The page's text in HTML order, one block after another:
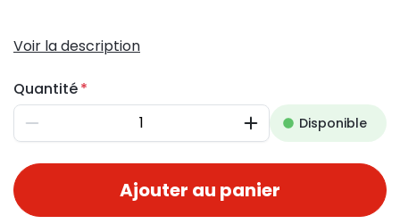
Voir la description
Quantité
Diminuer AugmenterDisponible
Ajouter au panier